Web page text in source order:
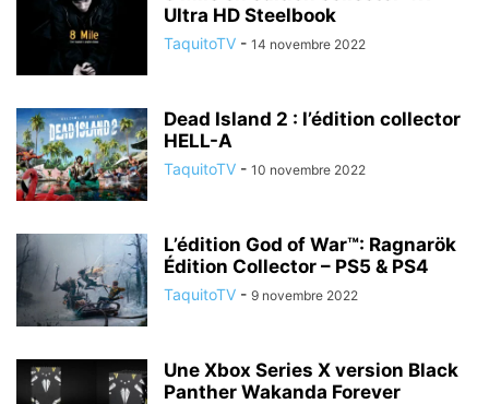
Ultra HD Steelbook
TaquitoTV - 14 novembre 2022
Dead Island 2 : l’édition collector
HELL-A
TaquitoTV - 10 novembre 2022
L’édition God of War™: Ragnarök
Édition Collector – PS5 & PS4
TaquitoTV - 9 novembre 2022
Une Xbox Series X version Black
Panther Wakanda Forever